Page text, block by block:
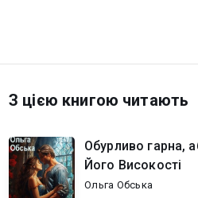
З цією книгою читають
Обурливо гарна,
Його Високості
Ольга Обська